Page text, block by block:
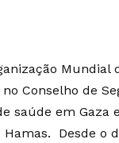
Mundial
Conselho de
saúde em Gaza
Hamas. Desde o